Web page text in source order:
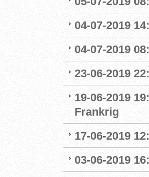
04-07-2019
04-07-2019
23-06-2019
19-06-2019
Frankrig
17-06-2019
03-06-2019